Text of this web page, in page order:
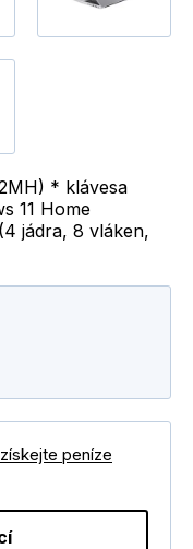
* klávesa
11 Home
jádra, 8 vláken,
peníze